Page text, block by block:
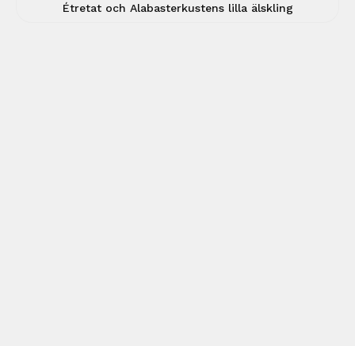
Étretat och Alabasterkustens lilla älskling